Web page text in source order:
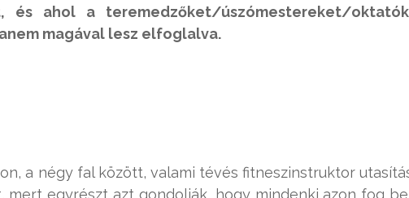
és ahol a teremedzőket/úszómestereket/
magával lesz elfoglalva.
a négy fal között, valami tévés fitneszinstruktor